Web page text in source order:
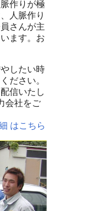
作りが極
人脈作り
さんが主
ます。お
したい時
ださい。
信いたし
会社をご
はこちら